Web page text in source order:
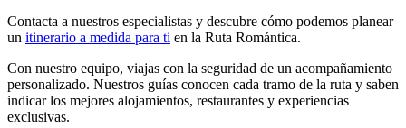
Contacta a nuestros especialistas y descubre cómo podemos planear
un itinerario a medida para ti en la Ruta Romántica.
Con nuestro equipo, viajas con la seguridad de un acompañamiento
personalizado. Nuestros guías conocen cada tramo de la ruta y saben
indicar los mejores alojamientos, restaurantes y experiencias
exclusivas.